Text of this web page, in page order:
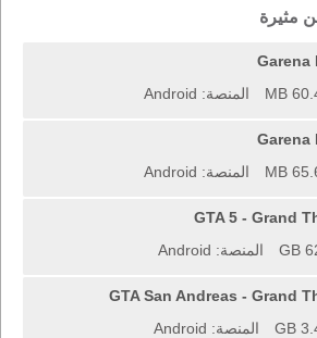
مثيرة
Garena
المنصة: Android
Garena
المنصة: Android
GTA 5 - Grand
المنصة: Android
GTA San Andreas - Grand
المنصة: Android